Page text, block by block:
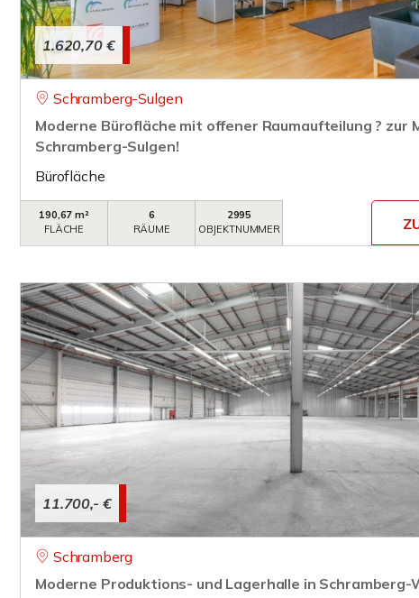
1.620,70 €
Schramberg-Sulgen
Moderne Bürofläche mit offener Raumaufteilung ? zur
Schramberg-Sulgen!
Bürofläche
190,67 m²
FLÄCHE
6
RÄUME
2995
OBJEKTNUMMER
11.700,- €
Schramberg
Moderne Produktions- und Lagerhalle in Schramberg-